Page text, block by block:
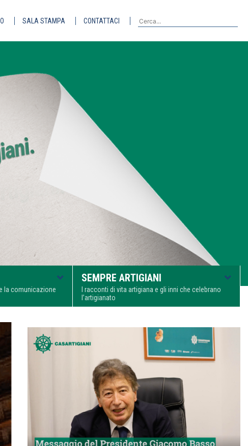
SALA STAMPA CONTATTACI
la comunicazione
SEMPRE ARTIGIANI
I racconti di vita artigiana e gli inni che celebrano
l’artigianato